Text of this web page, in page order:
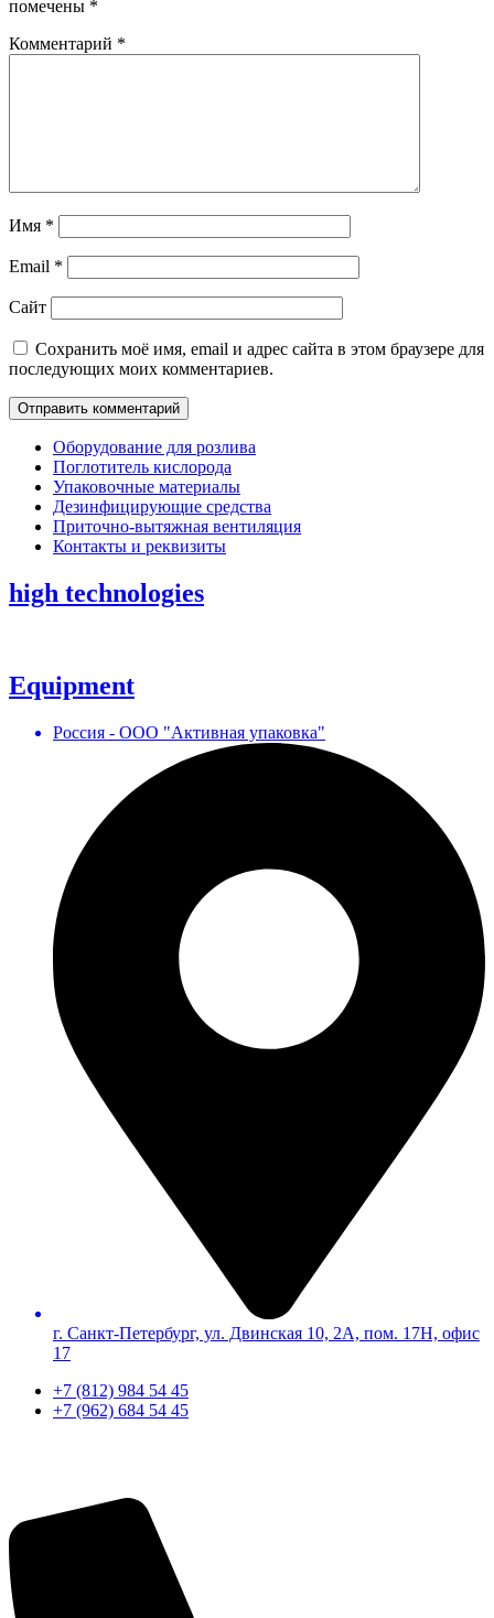
помечены *
Комментарий *
Имя *
Email *
Сайт
Сохранить моё имя, email и адрес сайта в этом браузере для
последующих моих комментариев.
Оборудование для розлива
Поглотитель кислорода
Упаковочные материалы
Дезинфицирующие средства
Приточно-вытяжная вентиляция
Контакты и реквизиты
high technologies
Equipment
Россия - ООО "Активная упаковка"
г. Санкт-Петербург, ул. Двинская 10, 2А, пом. 17Н, офис
17
+7 (812) 984 54 45
+7 (962) 684 54 45